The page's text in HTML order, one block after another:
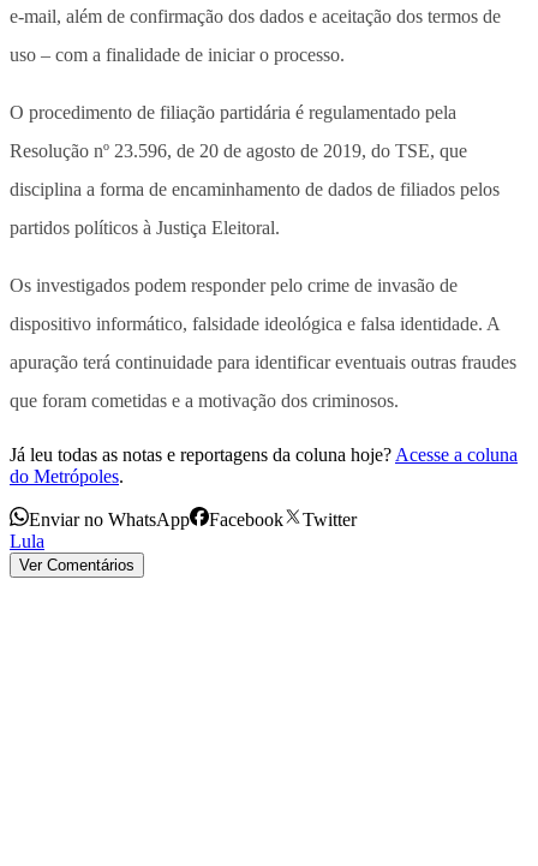
e-mail, além de confirmação dos dados e aceitação dos termos de
uso – com a finalidade de iniciar o processo.
O procedimento de filiação partidária é regulamentado pela
Resolução nº 23.596, de 20 de agosto de 2019, do TSE, que
disciplina a forma de encaminhamento de dados de filiados pelos
partidos políticos à Justiça Eleitoral.
Os investigados podem responder pelo crime de invasão de
dispositivo informático, falsidade ideológica e falsa identidade. A
apuração terá continuidade para identificar eventuais outras fraudes
que foram cometidas e a motivação dos criminosos.
Já leu todas as notas e reportagens da coluna hoje? Acesse a coluna
do Metrópoles.
Enviar no WhatsApp Facebook
Twitter
Lula
Ver Comentários